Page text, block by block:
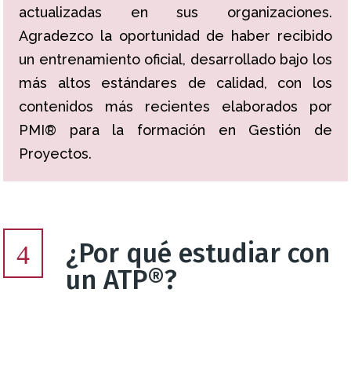
actualizadas en sus organizaciones.
Agradezco la oportunidad de haber recibido
un entrenamiento oficial, desarrollado bajo los
más altos estándares de calidad, con los
contenidos más recientes elaborados por
PMI® para la formación en Gestión de
Proyectos.
4
¿Por qué estudiar con
un ATP®?